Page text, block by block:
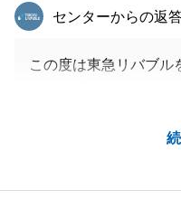
東急リバブル
センターからの返
この度は東急リバブル
改めまして御礼申し上
またお力になれること